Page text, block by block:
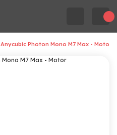
Anycubic Photon Mono M7 Max - Motor